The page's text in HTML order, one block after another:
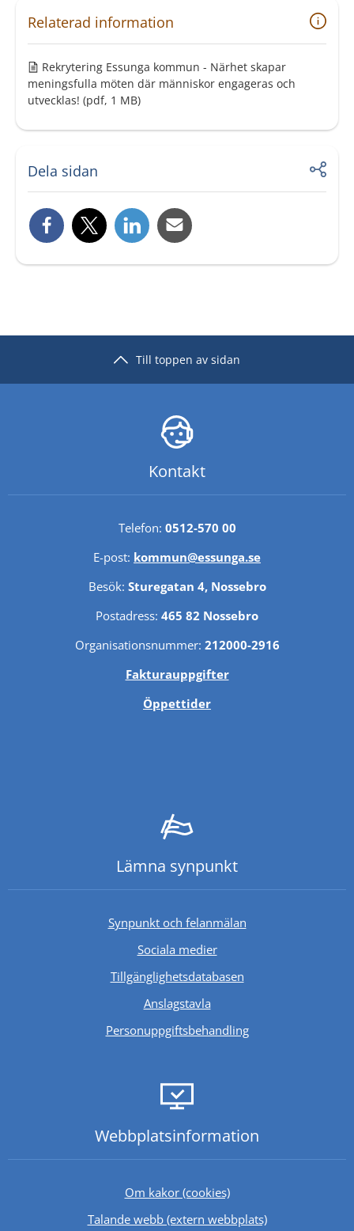
Relaterad information
Rekrytering Essunga kommun - Närhet skapar
meningsfulla möten där människor engageras och
utvecklas! (pdf, 1 MB)
Dela sidan
Till toppen av sidan
Kontakt
Telefon: 0512-570 00
E-post: kommun@essunga.se
Besök: Sturegatan 4, Nossebro
Postadress: 465 82 Nossebro
Organisationsnummer: 212000-2916
Fakturauppgifter
Öppettider
Lämna synpunkt
Synpunkt och felanmälan
Sociala medier
TillgänglighetsdatabasenLänk till annan
Anslagstavla
Personuppgiftsbehandling
Webbplats­information
Om kakor (cookies)
Talande webb (extern webbplats)Länk till annan